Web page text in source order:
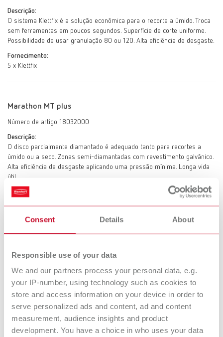
Consent Details About
Responsible use of your data
We and our partners process your personal data, e.g.
your IP-number, using technology such as cookies to
store and access information on your device in order to
serve personalized ads and content, ad and content
measurement, audience insights and product
development. You have a choice in who uses your data
Descrição:
O sistema Klettfix é a solução econômica para o recorte a úmido. Troca
sem ferramentas em poucos segundos. Superfície de corte uniforme.
Possibilidade de usar granulação 80 ou 120. Alta eficiência de desgaste.
Fornecimento:
5 x Klettfix
Marathon MT plus
Número de artigo 18032000
Descrição:
O disco parcialmente diamantado é adequado tanto para recortes a
úmido ou a seco. Zonas semi-diamantadas com revestimento galvânico.
Alta eficiência de desgaste aplicando uma pressão mínima. Longa vida
útil.
Fornecimento:
Número de artigo 18032001
Descrição:
O disco parcialmente diamantado é adequado tanto para recortes a
úmido ou a seco. Zonas semi-diamantadas com revestimento galvânico.
Alta eficiência de desgaste aplicando uma pressão mínima. Longa vida
Fornecimento: